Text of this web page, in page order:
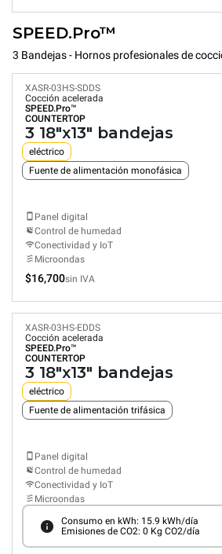
SPEED.Pro™
3 Bandejas - Hornos profesionales de
XASR-03HS-SDDS
Cocción acelerada
SPEED.Pro™
COUNTERTOP
3 18"x13" bandejas
eléctrico
Fuente de alimentación monofásica
Panel digital
Control de humedad
Conectividad y IoT
Microondas
$16,700sin IVA
XASR-03HS-EDDS
Cocción acelerada
SPEED.Pro™
COUNTERTOP
3 18"x13" bandejas
eléctrico
Fuente de alimentación trifásica
Panel digital
Control de humedad
Conectividad y IoT
Microondas
Consumo en kWh: 15.9 kWh/día
Emisiones de CO2: 0 Kg CO2/día